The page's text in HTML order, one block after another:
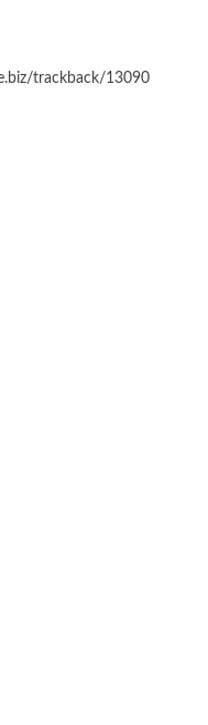
trackback/13090